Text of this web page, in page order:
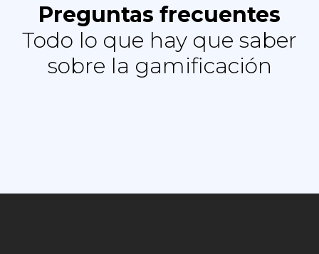
Preguntas frecuentes
Todo lo que hay que saber
sobre la gamificación